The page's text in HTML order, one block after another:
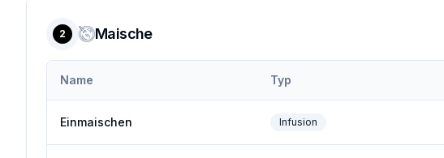
2 Maische
Name Typ
Einmaischen Infusion